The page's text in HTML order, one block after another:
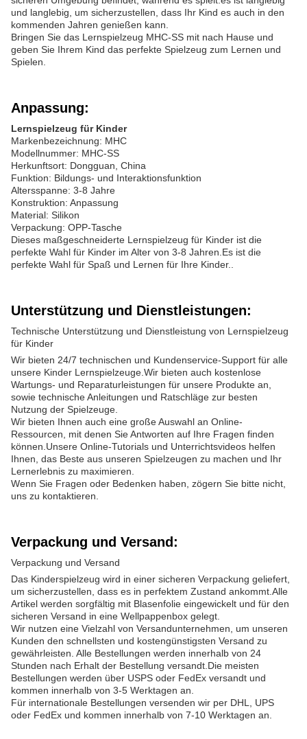
und langlebig, um sicherzustellen, dass Ihr Kind es auch in den
kommenden Jahren genießen kann.
Bringen Sie das Lernspielzeug MHC-SS mit nach Hause und
geben Sie Ihrem Kind das perfekte Spielzeug zum Lernen und
Spielen.
Anpassung:
Lernspielzeug für Kinder
Markenbezeichnung: MHC
Modellnummer: MHC-SS
Herkunftsort: Dongguan, China
Funktion: Bildungs- und Interaktionsfunktion
Altersspanne: 3-8 Jahre
Konstruktion: Anpassung
Material: Silikon
Verpackung: OPP-Tasche
Dieses maßgeschneiderte Lernspielzeug für Kinder ist die
perfekte Wahl für Kinder im Alter von 3-8 Jahren.Es ist die
perfekte Wahl für Spaß und Lernen für Ihre Kinder..
Unterstützung und Dienstleistungen:
Technische Unterstützung und Dienstleistung von Lernspielzeug
für Kinder
Wir bieten 24/7 technischen und Kundenservice-Support für alle
unsere Kinder Lernspielzeuge.Wir bieten auch kostenlose
Wartungs- und Reparaturleistungen für unsere Produkte an,
sowie technische Anleitungen und Ratschläge zur besten
Nutzung der Spielzeuge.
Wir bieten Ihnen auch eine große Auswahl an Online-
Ressourcen, mit denen Sie Antworten auf Ihre Fragen finden
können.Unsere Online-Tutorials und Unterrichtsvideos helfen
Ihnen, das Beste aus unseren Spielzeugen zu machen und Ihr
Lernerlebnis zu maximieren.
Wenn Sie Fragen oder Bedenken haben, zögern Sie bitte nicht,
uns zu kontaktieren.
Verpackung und Versand:
Verpackung und Versand
Das Kinderspielzeug wird in einer sicheren Verpackung geliefert,
um sicherzustellen, dass es in perfektem Zustand ankommt.Alle
Artikel werden sorgfältig mit Blasenfolie eingewickelt und für den
sicheren Versand in eine Wellpappenbox gelegt.
Wir nutzen eine Vielzahl von Versandunternehmen, um unseren
Kunden den schnellsten und kostengünstigsten Versand zu
gewährleisten. Alle Bestellungen werden innerhalb von 24
Stunden nach Erhalt der Bestellung versandt.Die meisten
Bestellungen werden über USPS oder FedEx versandt und
kommen innerhalb von 3-5 Werktagen an.
Für internationale Bestellungen versenden wir per DHL, UPS
oder FedEx und kommen innerhalb von 7-10 Werktagen an.